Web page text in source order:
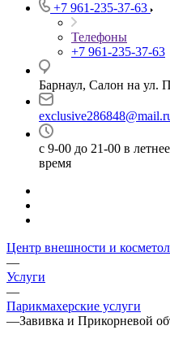
+7 961-235-37-63
Телефоны
+7 961-235-37-63
Барнаул, Салон на ул.
с 9-00 до 21-00 в
время
Центр внешности и
—
Услуги
—
Парикмахерские услуги
—Завивка и Прикорневой